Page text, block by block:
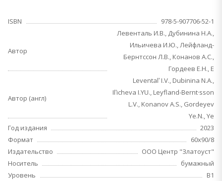
ISBN 978-5-907706-52-1
Автор
Левенталь И.В., Дубинина Н.А.,
Ильичева И.Ю., Лейфланд-
Бернтссон Л.В., Конанов А.С.,
Гордеев Е.Н., Е
Автор (англ)
Leventalʹ I.V., Dubinina N.A.,
Ilʹicheva I.YU., Leyfland-Bernt·sson
L.V., Konanov A.S., Gordeyev
Ye.N., Ye
Год издания
2023
Формат
60х90/8
Издательство
ООО Центр "Златоуст"
Носитель
бумажный
Уровень
B1